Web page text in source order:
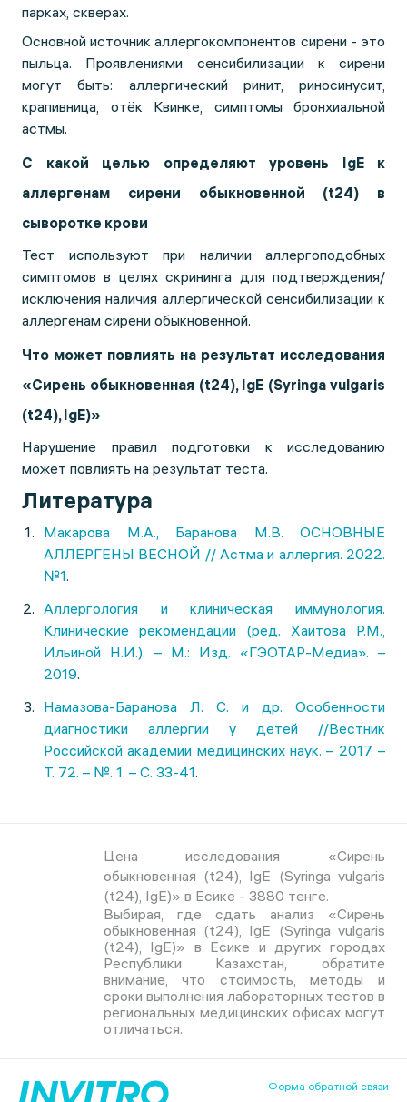
парках, скверах.
Основной источник аллергокомпонентов сирени - это
пыльца. Проявлениями сенсибилизации к сирени
могут быть: аллергический ринит, риносинусит,
крапивница, отёк Квинке, симптомы бронхиальной
астмы.
С какой целью определяют уровень IgE к
аллергенам сирени обыкновенной (t24) в
сыворотке крови
Тест используют при наличии аллергоподобных
симптомов в целях скрининга для подтверждения/
исключения наличия аллергической сенсибилизации к
аллергенам сирени обыкновенной.
Что может повлиять на результат исследования
«Сирень обыкновенная (t24), IgE (Syringa vulgaris
(t24), IgE)»
Нарушение правил подготовки к исследованию
может повлиять на результат теста.
Литература
Макарова М.А., Баранова М.В. ОСНОВНЫЕ
АЛЛЕРГЕНЫ ВЕСНОЙ // Астма и аллергия. 2022.
№1.
Аллергология и клиническая иммунология.
Клинические рекомендации (ред. Хаитова Р.М.,
Ильиной Н.И.). – М.: Изд. «ГЭОТАР-Медиа». –
2019.
Намазова-Баранова Л. С. и др. Особенности
диагностики аллергии у детей //Вестник
Российской академии медицинских наук. – 2017. –
Т. 72. – №. 1. – С. 33-41.
Цена исследования «Сирень
обыкновенная (t24), IgE (Syringa vulgaris
(t24), IgE)» в Есике - 3880 тенге.
Выбирая, где сдать анализ «Сирень
обыкновенная (t24), IgE (Syringa vulgaris
(t24), IgE)» в Есике и других городах
Республики Казахстан, обратите
внимание, что стоимость, методы и
сроки выполнения лабораторных тестов в
региональных медицинских офисах могут
отличаться.
Форма обратной связи